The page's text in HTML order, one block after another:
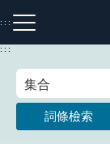
到
主
:::
注音索引圖示
:::
詞條檢索